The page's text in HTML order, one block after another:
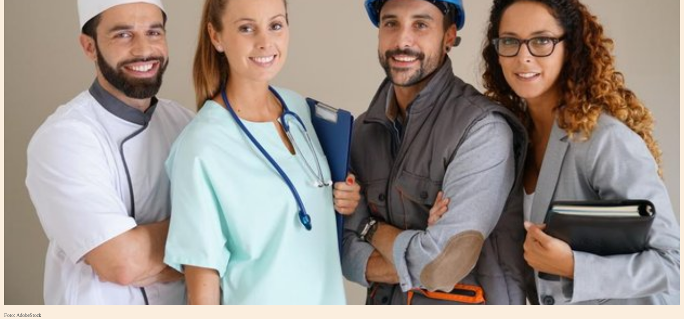
Foto: AdobeStock